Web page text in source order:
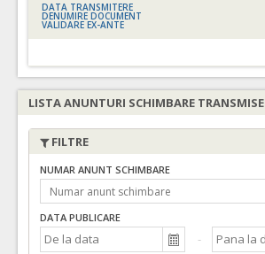
DATA TRANSMITERE
DENUMIRE DOCUMENT
VALIDARE EX-ANTE
LISTA ANUNTURI SCHIMBARE
FILTRE
NUMAR ANUNT SCHIMBARE
DATA PUBLICARE